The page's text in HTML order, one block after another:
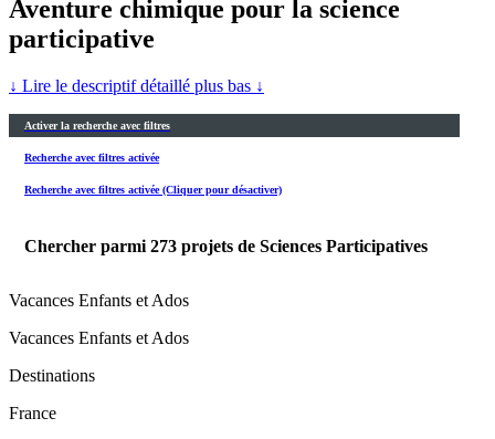
Aventure chimique pour la science
participative
↓ Lire le descriptif détaillé plus bas ↓
Activer la recherche avec filtres
Recherche avec filtres activée
Recherche avec filtres activée (Cliquer pour désactiver)
Chercher parmi 273 projets de Sciences Participatives
Vacances Enfants et Ados
Vacances Enfants et Ados
Destinations
France